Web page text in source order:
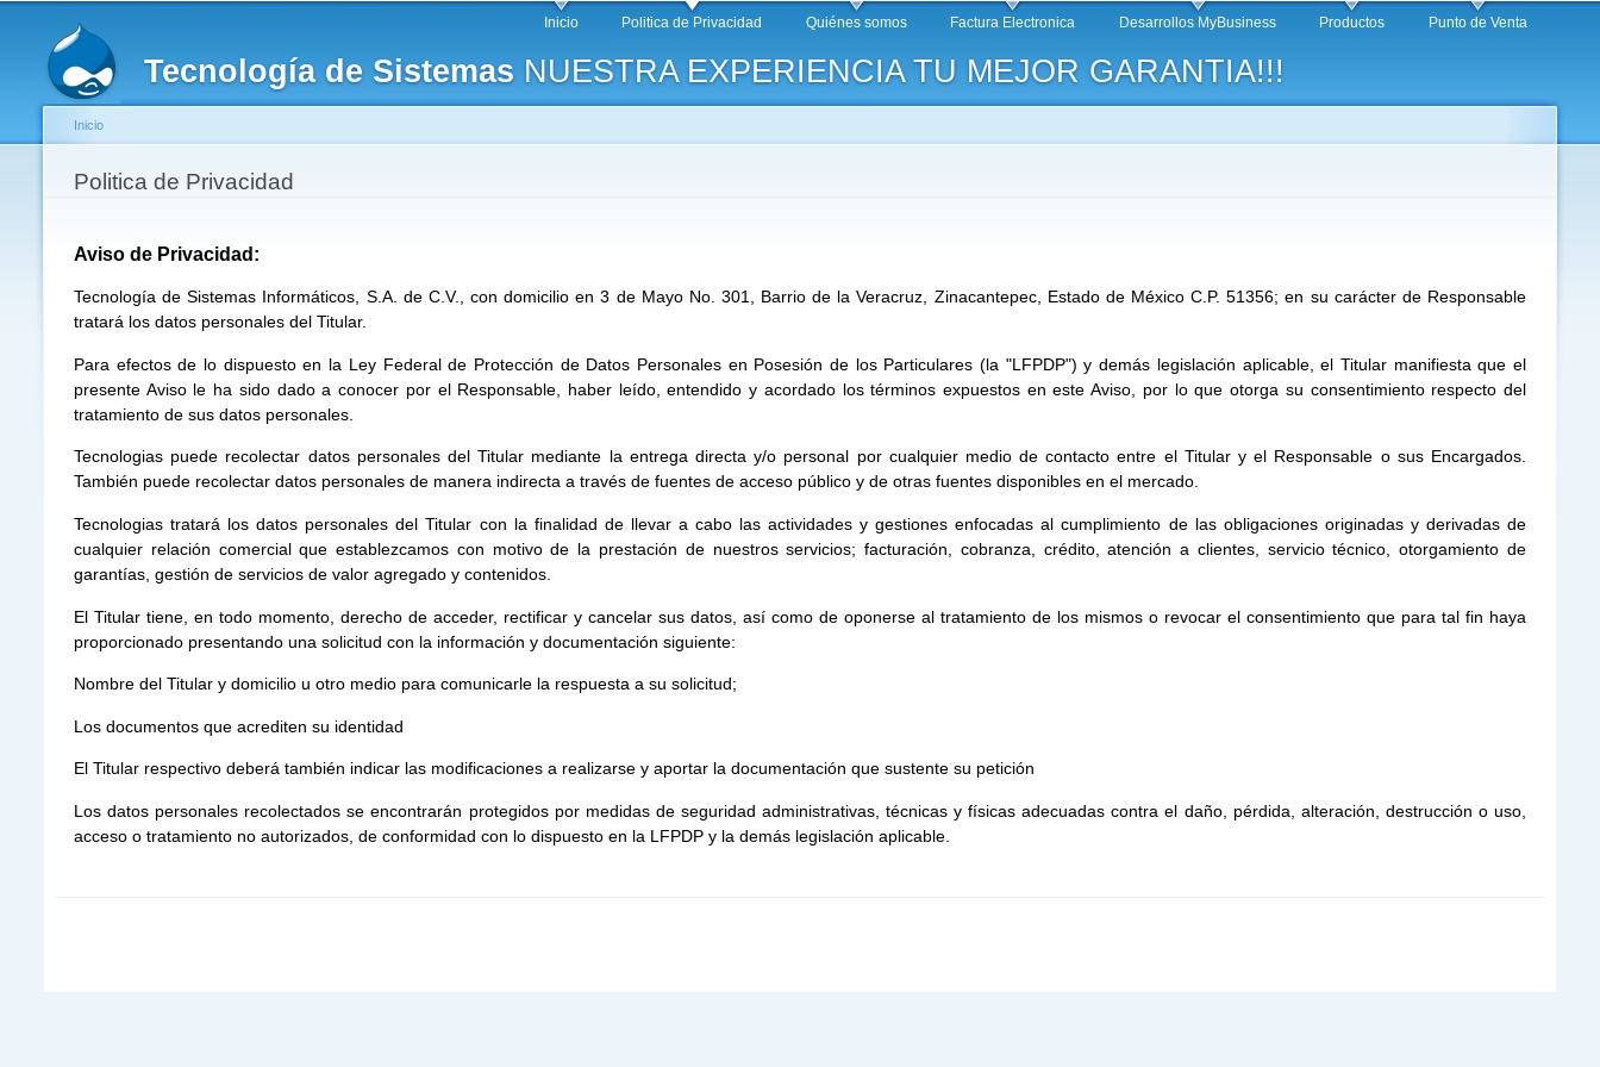
Pasar al
principal
Tecnología de Sistemas NUESTRA EXPERIENCIA TU MEJOR GARANTIA!!!
Inicio Politica de Privacidad Quiénes somos Factura Electronica Desarrollos MyBusiness Productos Punto de Venta
Se encuentra usted aquí
Inicio
Politica de Privacidad
Aviso de Privacidad:
Tecnología de Sistemas Informáticos, S.A. de C.V., con domicilio en 3 de Mayo No. 301, Barrio de la Veracruz, Zinacantepec, Estado de México C.P. 51356; en su carácter de Responsable
tratará los datos personales del Titular.
Para efectos de lo dispuesto en la Ley Federal de Protección de Datos Personales en Posesión de los Particulares (la "LFPDP") y demás legislación aplicable, el Titular manifiesta que el
presente Aviso le ha sido dado a conocer por el Responsable, haber leído, entendido y acordado los términos expuestos en este Aviso, por lo que otorga su consentimiento respecto del
tratamiento de sus datos personales.
Tecnologias puede recolectar datos personales del Titular mediante la entrega directa y/o personal por cualquier medio de contacto entre el Titular y el Responsable o sus Encargados.
También puede recolectar datos personales de manera indirecta a través de fuentes de acceso público y de otras fuentes disponibles en el mercado.
Tecnologias tratará los datos personales del Titular con la finalidad de llevar a cabo las actividades y gestiones enfocadas al cumplimiento de las obligaciones originadas y derivadas de
cualquier relación comercial que establezcamos con motivo de la prestación de nuestros servicios; facturación, cobranza, crédito, atención a clientes, servicio técnico, otorgamiento de
garantías, gestión de servicios de valor agregado y contenidos.
El Titular tiene, en todo momento, derecho de acceder, rectificar y cancelar sus datos, así como de oponerse al tratamiento de los mismos o revocar el consentimiento que para tal fin haya
proporcionado presentando una solicitud con la información y documentación siguiente:
Nombre del Titular y domicilio u otro medio para comunicarle la respuesta a su solicitud;
Los documentos que acrediten su identidad
El Titular respectivo deberá también indicar las modificaciones a realizarse y aportar la documentación que sustente su petición
Los datos personales recolectados se encontrarán protegidos por medidas de seguridad administrativas, técnicas y físicas adecuadas contra el daño, pérdida, alteración, destrucción o uso,
acceso o tratamiento no autorizados, de conformidad con lo dispuesto en la LFPDP y la demás legislación aplicable.